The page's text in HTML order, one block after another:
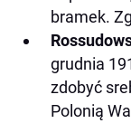
bramek.
grudnia
zdobyć
Polonią